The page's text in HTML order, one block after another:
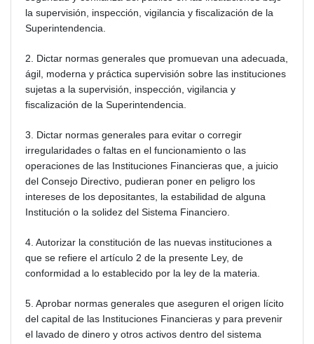
la supervisión, inspección, vigilancia y fiscalización de la
Superintendencia.
2. Dictar normas generales que promuevan una adecuada,
ágil, moderna y práctica supervisión sobre las instituciones
sujetas a la supervisión, inspección, vigilancia y
fiscalización de la Superintendencia.
3. Dictar normas generales para evitar o corregir
irregularidades o faltas en el funcionamiento o las
operaciones de las Instituciones Financieras que, a juicio
del Consejo Directivo, pudieran poner en peligro los
intereses de los depositantes, la estabilidad de alguna
Institución o la solidez del Sistema Financiero.
4. Autorizar la constitución de las nuevas instituciones a
que se refiere el artículo 2 de la presente Ley, de
conformidad a lo establecido por la ley de la materia.
5. Aprobar normas generales que aseguren el origen lícito
del capital de las Instituciones Financieras y para prevenir
el lavado de dinero y otros activos dentro del sistema